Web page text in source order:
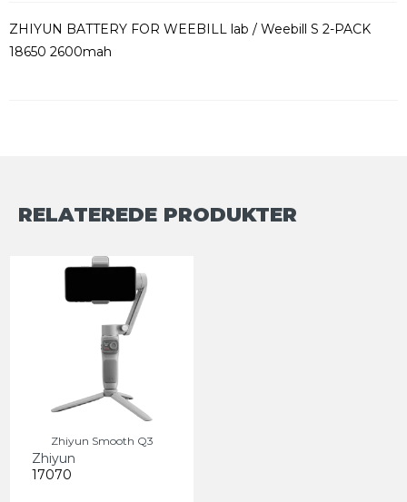
ZHIYUN BATTERY FOR WEEBILL lab / Weebill S 2-PACK
18650 2600mah
RELATEREDE PRODUKTER
Zhiyun Smooth Q3
Zhiyun
17070